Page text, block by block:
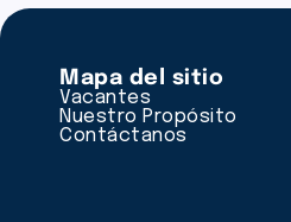
Mapa del sitio
Vacantes
Nuestro Propósito
Contáctanos